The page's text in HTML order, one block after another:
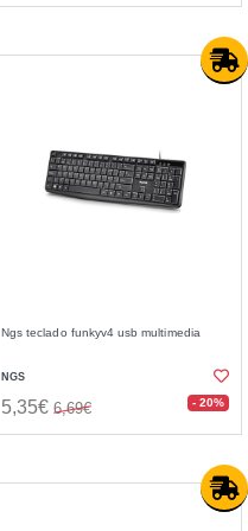
Ngs teclado funkyv4 usb multimedia
NGS
5,35€ 6,69€ - 20%